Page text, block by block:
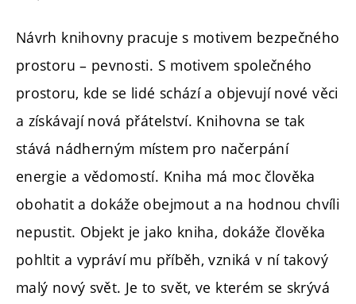
Návrh knihovny pracuje s motivem bezpečného
prostoru – pevnosti. S motivem společného
prostoru, kde se lidé schází a objevují nové věci
a získávají nová přátelství. Knihovna se tak
stává nádherným místem pro načerpání
energie a vědomostí. Kniha má moc člověka
obohatit a dokáže obejmout a na hodnou chvíli
nepustit. Objekt je jako kniha, dokáže člověka
pohltit a vypráví mu příběh, vzniká v ní takový
malý nový svět. Je to svět, ve kterém se skrývá